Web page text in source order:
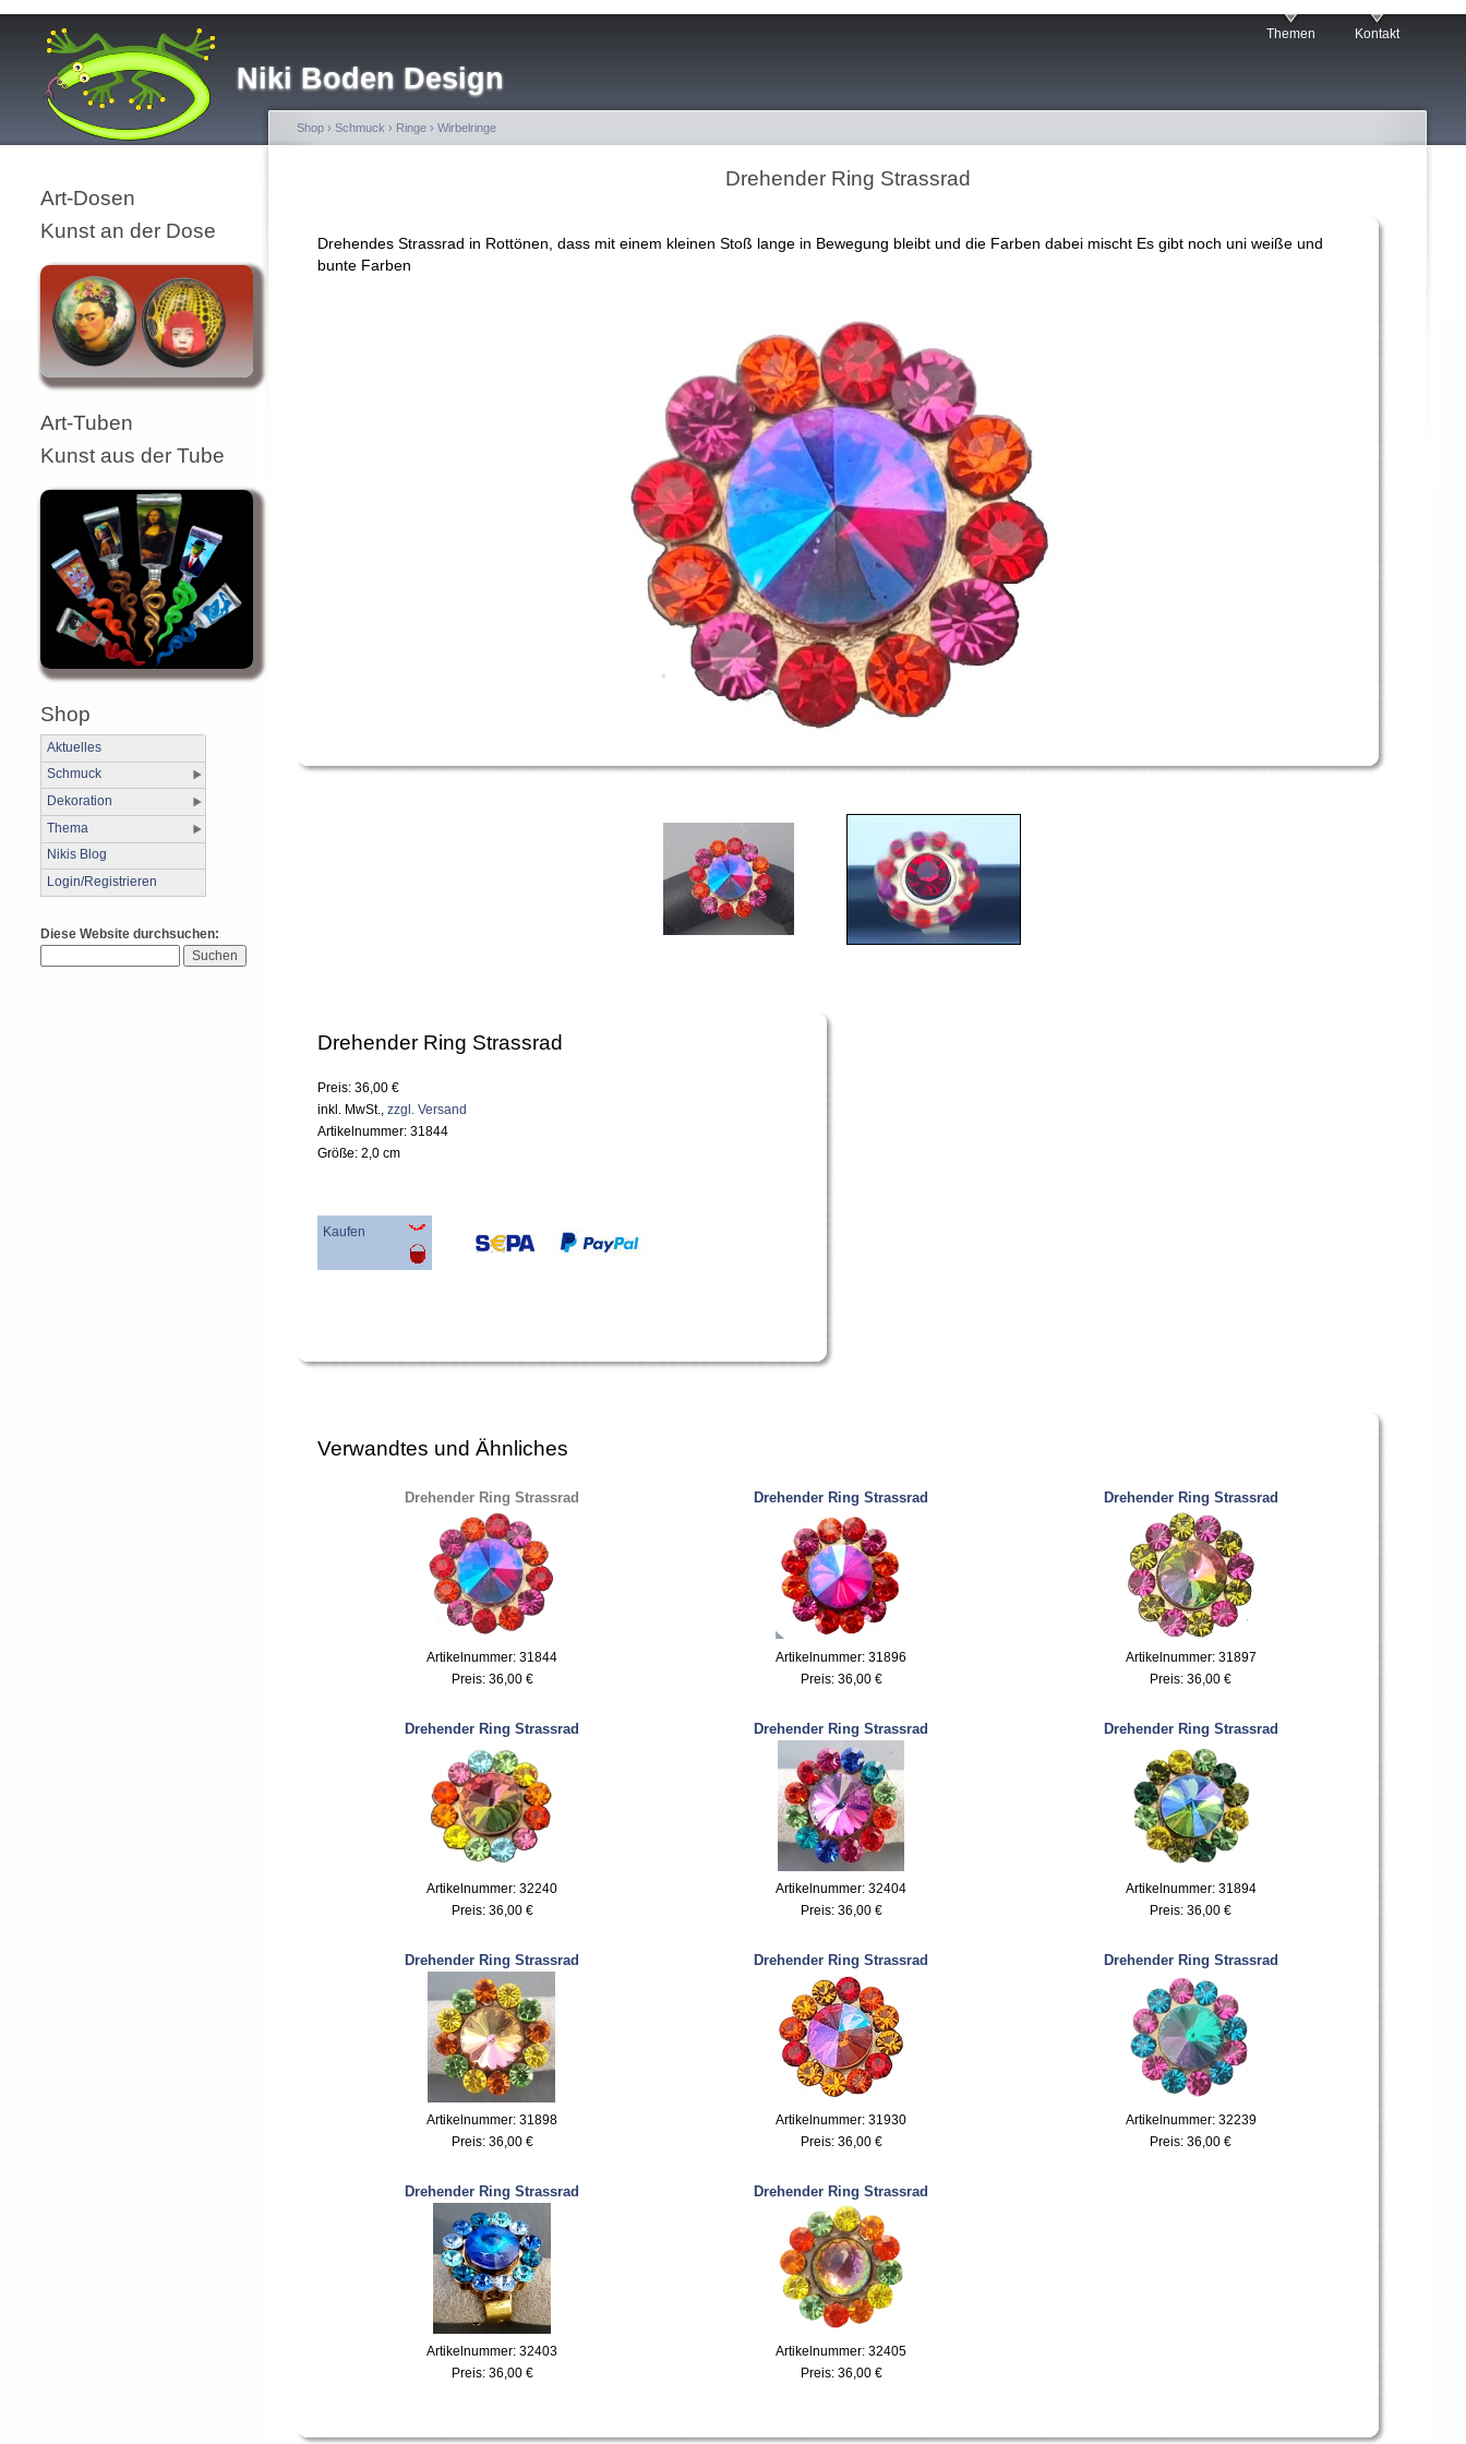
Niki Boden Design
Themen Kontakt
Art-Dosen
Kunst an der Dose
Art-Tuben
Kunst aus der Tube
Shop
Aktuelles
Schmuck
Dekoration
Thema
Nikis Blog
Login/Registrieren
Diese Website durchsuchen:
Shop › Schmuck › Ringe › Wirbelringe
Drehender Ring Strassrad
Drehendes Strassrad in Rottönen, dass mit einem kleinen Stoß lange in Bewegung bleibt und die Farben dabei mischt Es gibt noch uni weiße und
bunte Farben
Drehender Ring Strassrad
Preis: 36,00 €
inkl. MwSt., zzgl. Versand
Artikelnummer: 31844
Größe: 2,0 cm
Kaufen
Verwandtes und Ähnliches
Drehender Ring Strassrad
Artikelnummer: 31844
Preis: 36,00 €
Drehender Ring Strassrad
Artikelnummer: 31896
Preis: 36,00 €
Drehender Ring Strassrad
Artikelnummer: 31897
Preis: 36,00 €
Drehender Ring Strassrad
Artikelnummer: 32240
Preis: 36,00 €
Drehender Ring Strassrad
Artikelnummer: 32404
Preis: 36,00 €
Drehender Ring Strassrad
Artikelnummer: 31894
Preis: 36,00 €
Drehender Ring Strassrad
Artikelnummer: 31898
Preis: 36,00 €
Drehender Ring Strassrad
Artikelnummer: 31930
Preis: 36,00 €
Drehender Ring Strassrad
Artikelnummer: 32239
Preis: 36,00 €
Drehender Ring Strassrad
Artikelnummer: 32403
Preis: 36,00 €
Drehender Ring Strassrad
Artikelnummer: 32405
Preis: 36,00 €